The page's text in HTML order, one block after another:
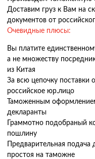
Доставим груз к Вам на
документов от
Очевидные плюсы:
Вы платите
а не множеству
из Китая
За всю цепочку поставки
российское юр.лицо
Таможенным
декларанты
Граммотно подобраный
пошлину
Предварительная
простоя на таможне